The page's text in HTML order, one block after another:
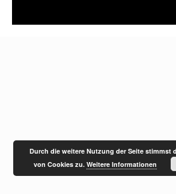
Durch die weitere Nutzung der Seite stimmst
von Cookies zu.Weitere Informationen